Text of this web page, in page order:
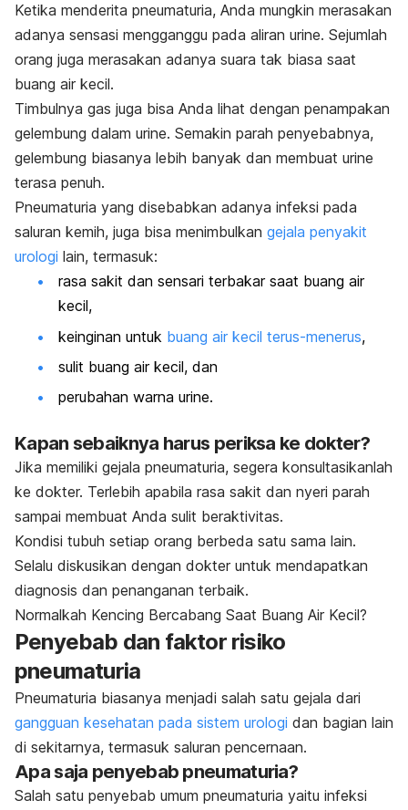
Ketika menderita pneumaturia, Anda mungkin merasakan
adanya sensasi mengganggu pada aliran urine. Sejumlah
orang juga merasakan adanya suara tak biasa saat
buang air kecil.
Timbulnya gas juga bisa Anda lihat dengan penampakan
gelembung dalam urine. Semakin parah penyebabnya,
gelembung biasanya lebih banyak dan membuat urine
terasa penuh.
Pneumaturia yang disebabkan adanya infeksi pada
saluran kemih, juga bisa menimbulkan gejala penyakit
urologi lain, termasuk:
rasa sakit dan sensari terbakar saat buang air
kecil,
keinginan untuk buang air kecil terus-menerus,
sulit buang air kecil, dan
perubahan warna urine.
Kapan sebaiknya harus periksa ke dokter?
Jika memiliki gejala pneumaturia, segera konsultasikanlah
ke dokter. Terlebih apabila rasa sakit dan nyeri parah
sampai membuat Anda sulit beraktivitas.
Kondisi tubuh setiap orang berbeda satu sama lain.
Selalu diskusikan dengan dokter untuk mendapatkan
diagnosis dan penanganan terbaik.
Normalkah Kencing Bercabang Saat Buang Air Kecil?
Penyebab dan faktor risiko
pneumaturia
Pneumaturia biasanya menjadi salah satu gejala dari
gangguan kesehatan pada sistem urologi dan bagian lain
di sekitarnya, termasuk saluran pencernaan.
Apa saja penyebab pneumaturia?
Salah satu penyebab umum pneumaturia yaitu infeksi